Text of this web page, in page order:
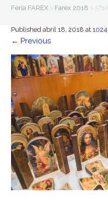
Feria FAREX > Farex 2018 >
Publishedabril 18, 2018 at
← Previous